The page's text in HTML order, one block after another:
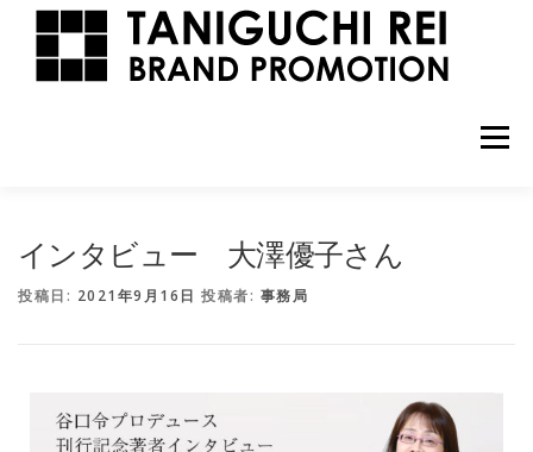
メニュー
PROMOTION BRANDING PUBLISHING
PRODUCER CONTACT
インタビュー 大澤優子さん
投稿日: 2021年9月16日 投稿者: 事務局